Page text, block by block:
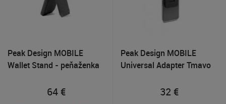
Peak Design MOBILE
Wallet Stand - peňaženka
64€
Peak Design MOBILE
Universal Adapter Tmavo
32€